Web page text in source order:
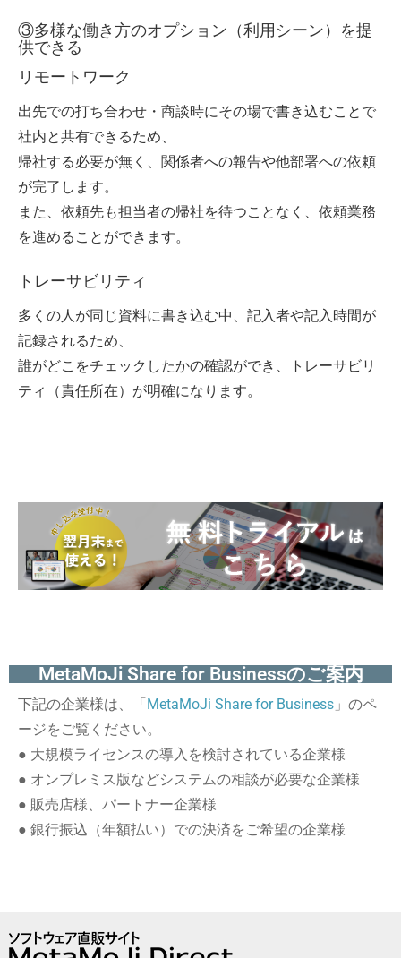
③多様な働き方のオプション（利用シーン）を提
供できる
リモートワーク
出先での打ち合わせ・商談時にその場で書き込むことで
社内と共有できるため、
帰社する必要が無く、関係者への報告や他部署への依頼
が完了します。
また、依頼先も担当者の帰社を待つことなく、依頼業務
を進めることができます。
トレーサビリティ
多くの人が同じ資料に書き込む中、記入者や記入時間が
記録されるため、
誰がどこをチェックしたかの確認ができ、トレーサビリ
ティ（責任所在）が明確になります。
MetaMoJi Share for Businessのご案内
下記の企業様は、「 MetaMoJi Share for Business 」のペ
ージをご覧ください。
● 大規模ライセンスの導入を検討されている企業様
● オンプレミス版などシステムの相談が必要な企業様
● 販売店様、パートナー企業様
● 銀行振込（年額払い）での決済をご希望の企業様